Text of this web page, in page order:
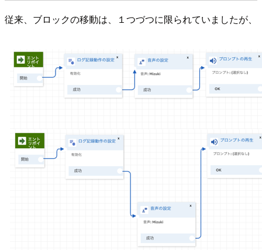
従来、ブロックの移動は、１つづつに限られていましたが、